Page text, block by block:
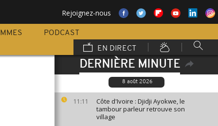
Rejoignez-nous
PODCAST
EN DIRECT
DERNIÈRE MINUTE
8 août 2026
11:11
Côte d'Ivoire : Djidji Ayokwe, le
tambour parleur retrouve son
village